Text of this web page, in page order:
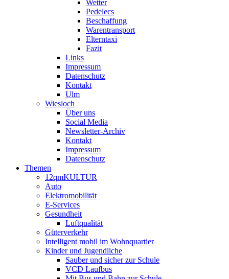
Wetter
Pedelecs
Beschaffung
Warentransport
Elterntaxi
Fazit
Links
Impressum
Datenschutz
Kontakt
Ulm
Wiesloch
Über uns
Social Media
Newsletter-Archiv
Kontakt
Impressum
Datenschutz
Themen
12qmKULTUR
Auto
Elektromobilität
E-Services
Gesundheit
Luftqualität
Güterverkehr
Intelligent mobil im Wohnquartier
Kinder und Jugendliche
Sauber und sicher zur Schule
VCD Laufbus